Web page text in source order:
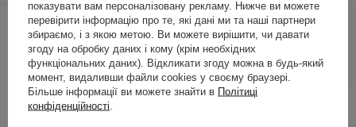
522,00 ГРН 549,00 ГРН /шт.
ДОДАТИ ДО КОШИКА
Інші клієнти також перевіряли
показувати вам персоналізовану рекламу. Нижче ви можете
перевірити інформацію про те, які дані ми та наші партнери
збираємо, і з якою метою. Ви можете вирішити, чи давати
згоду на обробку даних і кому (крім необхідних
функціональних даних). Відкликати згоду можна в будь-який
момент, видаливши файли cookies у своєму браузері.
Більше інформації ви можете знайти в Політиці
конфіденційності